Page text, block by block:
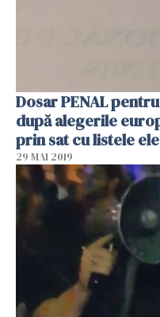
Dosar PENAL
după alegerile
prin sat cu listele
29 MAI 2019